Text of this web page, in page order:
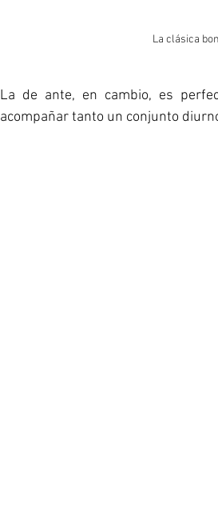
La clásica
La de ante, en cambio, es
acompañar tanto un conjunto